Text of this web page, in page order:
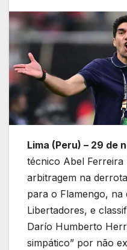
Lima (Peru) – 29 de
técnico Abel
arbitragem na
para o Flamengo, na
Libertadores, e
Darío Humberto
simpático” por não